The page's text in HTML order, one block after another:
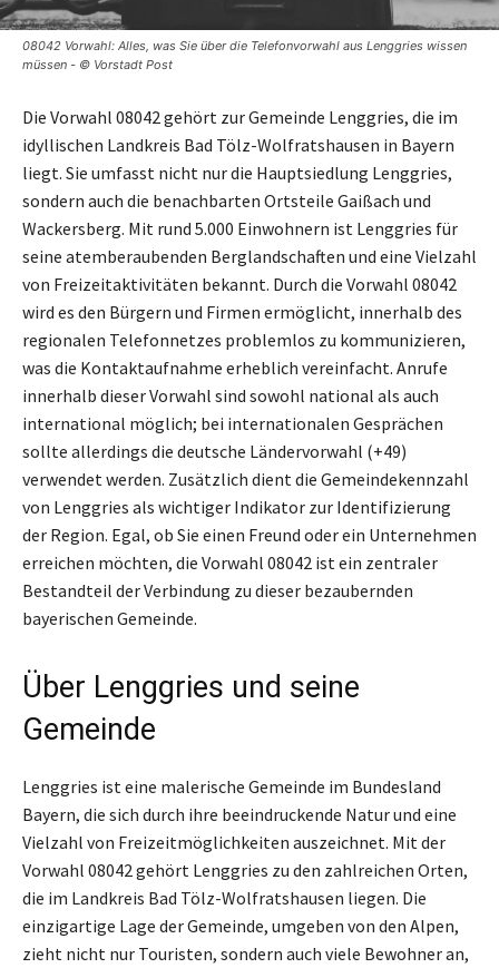
08042 Vorwahl: Alles, was Sie über die Telefonvorwahl aus Lenggries wissen
müssen - © Vorstadt Post
Die Vorwahl 08042 gehört zur Gemeinde Lenggries, die im
idyllischen Landkreis Bad Tölz-Wolfratshausen in Bayern
liegt. Sie umfasst nicht nur die Hauptsiedlung Lenggries,
sondern auch die benachbarten Ortsteile Gaißach und
Wackersberg. Mit rund 5.000 Einwohnern ist Lenggries für
seine atemberaubenden Berglandschaften und eine Vielzahl
von Freizeitaktivitäten bekannt. Durch die Vorwahl 08042
wird es den Bürgern und Firmen ermöglicht, innerhalb des
regionalen Telefonnetzes problemlos zu kommunizieren,
was die Kontaktaufnahme erheblich vereinfacht. Anrufe
innerhalb dieser Vorwahl sind sowohl national als auch
international möglich; bei internationalen Gesprächen
sollte allerdings die deutsche Ländervorwahl (+49)
verwendet werden. Zusätzlich dient die Gemeindekennzahl
von Lenggries als wichtiger Indikator zur Identifizierung
der Region. Egal, ob Sie einen Freund oder ein Unternehmen
erreichen möchten, die Vorwahl 08042 ist ein zentraler
Bestandteil der Verbindung zu dieser bezaubernden
bayerischen Gemeinde.
Über Lenggries und seine
Gemeinde
Lenggries ist eine malerische Gemeinde im Bundesland
Bayern, die sich durch ihre beeindruckende Natur und eine
Vielzahl von Freizeitmöglichkeiten auszeichnet. Mit der
Vorwahl 08042 gehört Lenggries zu den zahlreichen Orten,
die im Landkreis Bad Tölz-Wolfratshausen liegen. Die
einzigartige Lage der Gemeinde, umgeben von den Alpen,
zieht nicht nur Touristen, sondern auch viele Bewohner an,